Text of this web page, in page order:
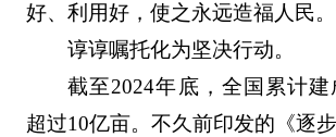
好、利用好，使之永远造福人民
谆谆嘱托化为坚决行动。
截至2024年底，全国累计建
超过10亿亩。不久前印发的《逐